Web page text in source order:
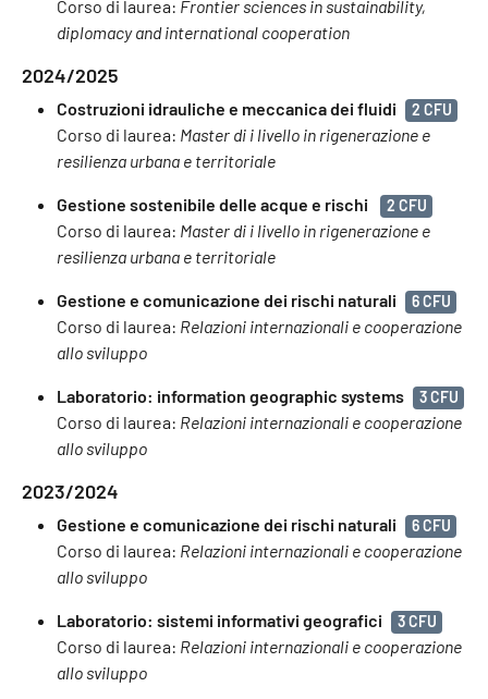
Corso di laurea: Frontier sciences in sustainability,
diplomacy and international cooperation
2024/2025
Costruzioni idrauliche e meccanica dei fluidi 2 CFU
Corso di laurea: Master di i livello in rigenerazione e
resilienza urbana e territoriale
Gestione sostenibile delle acque e rischi 2 CFU
Corso di laurea: Master di i livello in rigenerazione e
resilienza urbana e territoriale
Gestione e comunicazione dei rischi naturali 6 CFU
Corso di laurea: Relazioni internazionali e cooperazione
allo sviluppo
Laboratorio: information geographic systems 3 CFU
Corso di laurea: Relazioni internazionali e cooperazione
allo sviluppo
2023/2024
Gestione e comunicazione dei rischi naturali 6 CFU
Corso di laurea: Relazioni internazionali e cooperazione
allo sviluppo
Laboratorio: sistemi informativi geografici 3 CFU
Corso di laurea: Relazioni internazionali e cooperazione
allo sviluppo